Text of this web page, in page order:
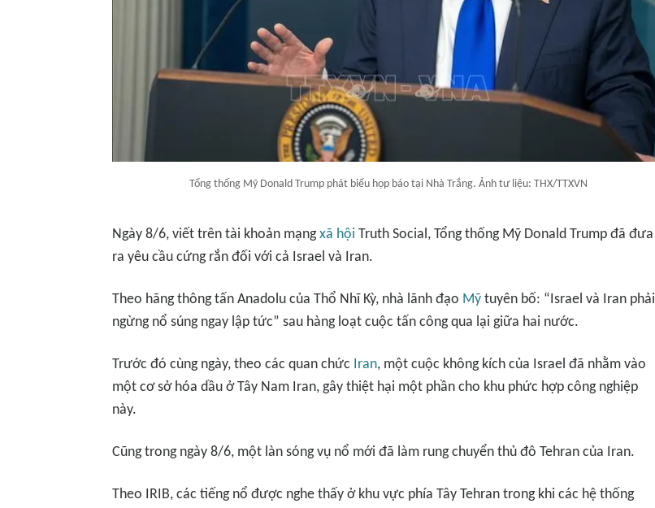
Tổng thống Mỹ Donald Trump phát biểu họp báo tại Nhà Trắng. Ảnh tư liệu: THX/TTXVN
Ngày 8/6, viết trên tài khoản mạngxã hội Truth Social, Tổng thống Mỹ Donald Trump đã đưa
ra yêu cầu cứng rắn đối với cả Israel và Iran.
Theo hãng thông tấn Anadolu của Thổ Nhĩ Kỳ, nhà lãnh đạo Mỹ tuyên bố: “Israel và Iran phải
ngừng nổ súng ngay lập tức” sau hàng loạt cuộc tấn công qua lại giữa hai nước.
Trước đó cùng ngày, theo các quan chức Iran, một cuộc không kích của Israel đã nhằm vào
một cơ sở hóa dầu ở Tây Nam Iran, gây thiệt hại một phần cho khu phức hợp công nghiệp
này.
Cũng trong ngày 8/6, một làn sóng vụ nổ mới đã làm rung chuyển thủ đô Tehran của Iran.
Theo IRIB, các tiếng nổ được nghe thấy ở khu vực phía Tây Tehran trong khi các hệ thống